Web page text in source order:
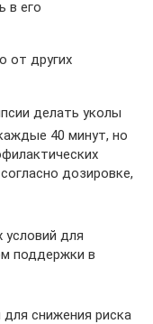
в его
от других
делать уколы
40 минут, но
дозировке,
для
поддержки в
снижения риска